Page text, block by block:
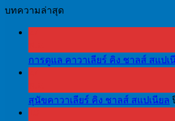
บทความล่าสุด
การดูแล คาวาเลียร์ คิง ชาลส์ สแปเ
สุนัขคาวาเลียร์ คิง ชาลส์ สแปเนียล